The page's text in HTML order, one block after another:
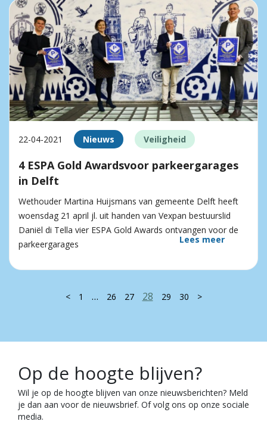
22-04-2021 Nieuws Veiligheid
4 ESPA Gold Awardsvoor parkeergarages
in Delft
Wethouder Martina Huijsmans van gemeente Delft heeft
woensdag 21 april jl. uit handen van Vexpan bestuurslid
Daniël di Tella vier ESPA Gold Awards ontvangen voor de
parkeergarages
Lees meer
< 1 … 26 27 28 29 30 >
Op de hoogte blijven?
Wil je op de hoogte blijven van onze nieuwsberichten? Meld
je dan aan voor de nieuwsbrief. Of volg ons op onze sociale
media.